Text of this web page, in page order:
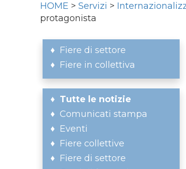
HOME > Servizi >
protagonista
Fiere di settore
Fiere in collettiva
Tutte le notizie
Comunicati stampa
Eventi
Fiere collettive
Fiere di settore